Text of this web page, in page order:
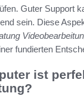
Guter Support
sein. Diese
fundierten
ist